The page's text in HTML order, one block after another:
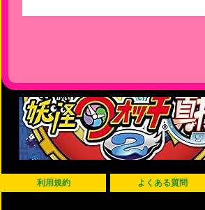
利用規約 よくある質問